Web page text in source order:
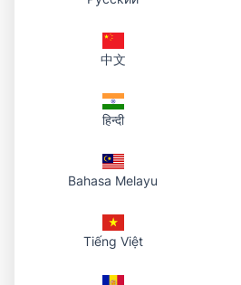
中文
हिन्दी
Bahasa Melayu
Tiếng Việt